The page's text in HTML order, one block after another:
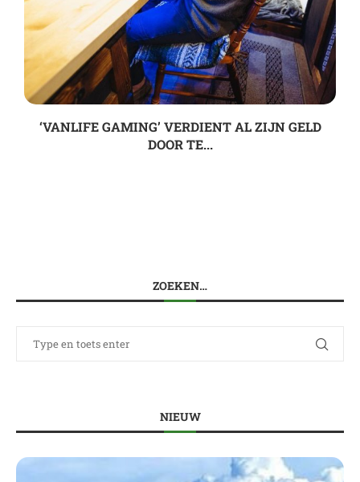
‘VANLIFE GAMING’ VERDIENT AL ZIJN GELD
DOOR TE...
ZOEKEN…
NIEUW